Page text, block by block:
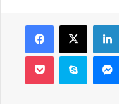
Facebook
X
Pocket Skype